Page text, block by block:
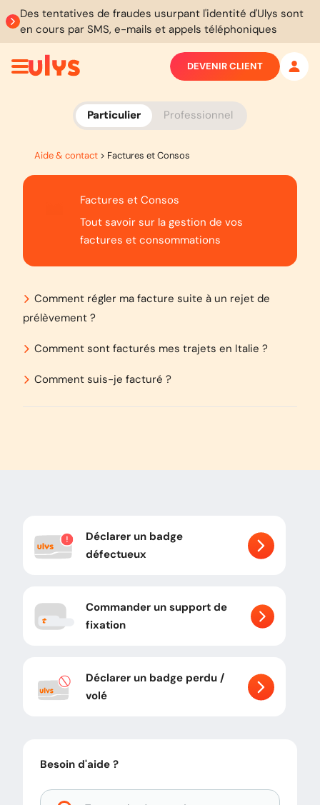
Des tentatives de fraudes usurpant l'identité d'Ulys sont
en cours par SMS, e-mails et appels téléphoniques
Particulier Professionnel
DEVENIR CLIENT
Aide & contact > Factures et Consos
Factures et Consos
Tout savoir sur la gestion de vos
factures et consommations
Comment régler ma facture suite à un rejet de
prélèvement ?
Comment sont facturés mes trajets en Italie ?
Comment suis-je facturé ?
Déclarer un badge
défectueux
Commander un support de
fixation
Déclarer un badge perdu /
volé
Besoin d'aide ?